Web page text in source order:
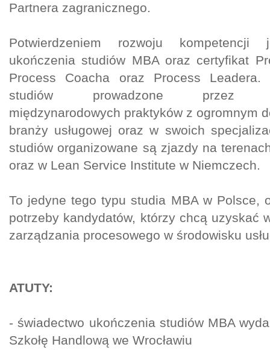
Partnera zagranicznego.
Potwierdzeniem rozwoju kompetencji
ukończenia studiów MBA oraz certyfikat
Process Coacha oraz Process Leadera.
studiów prowadzone przez
międzynarodowych praktyków z ogromnym
branży usługowej oraz w swoich
studiów organizowane są zjazdy na
oraz w Lean Service Institute w Niemczech.
To jedyne tego typu studia MBA w Polsce,
potrzeby kandydatów, którzy chcą uzyskać
zarządzania procesowego w środowisku
ATUTY:
- świadectwo ukończenia studiów MBA
Szkołę Handlową we Wrocławiu